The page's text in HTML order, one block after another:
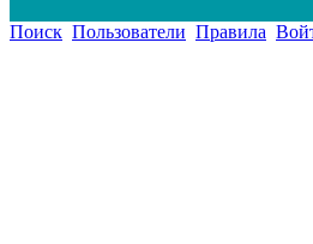
Поиск Пользователи Правила